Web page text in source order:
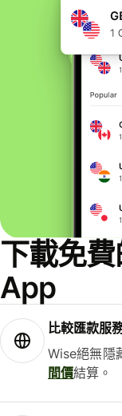
下載免
App
比較匯款服
Wise絕無隱
間價結算。